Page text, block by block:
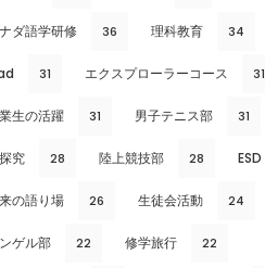
ダ語学研修 36 理科教育 34
31 エクスプローラーコース 31
生の活躍 31 男子テニス部 31
究 28 陸上競技部 28 ESD
の語り場 26 生徒会活動 24
ゲル部 22 修学旅行 22